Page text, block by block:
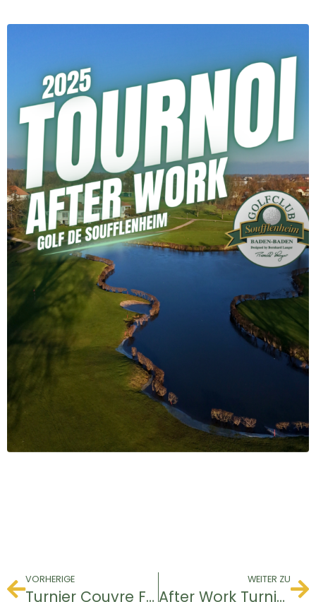
VORHERIGE
Turnier Couvre Feu
WEITER ZU
After Work Turnier